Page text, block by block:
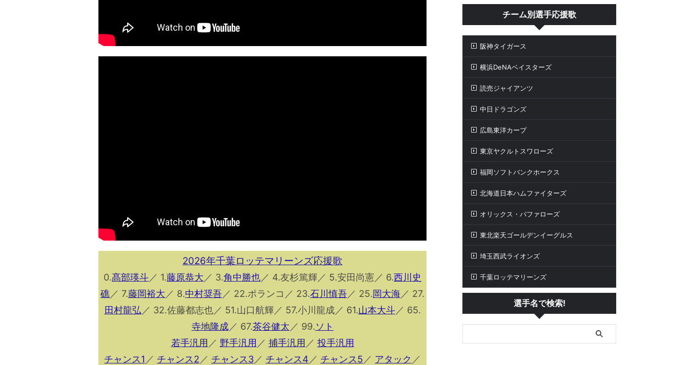
2026年千葉ロッテマリーンズ応援歌
0.髙部瑛斗／ 1.藤原恭大 ／ 3.角中勝也／ 4.友杉篤輝／ 5.安田尚憲／ 6.西川史
礁／ 7.藤岡裕大 ／ 8.中村奨吾／ 22.ポランコ／ 23.石川慎吾／ 25.岡大海／ 27.
田村龍弘 ／ 32.佐藤都志也／ 51.山口航輝／ 57.小川龍成／ 61.山本大斗／ 65.
寺地隆成／ 67.茶谷健太 ／ 99.ソト
若手汎用 ／ 野手汎用 ／ 捕手汎用 ／ 投手汎用
チャンス1 ／ チャンス2 ／ チャンス3／ チャンス4 ／ チャンス5 ／ アタック ／
チーム別選手応援歌
阪神タイガース
横浜DeNAベイスターズ
読売ジャイアンツ
中日ドラゴンズ
広島東洋カープ
東京ヤクルトスワローズ
福岡ソフトバンクホークス
北海道日本ハムファイターズ
オリックス・バファローズ
東北楽天ゴールデンイーグルス
埼玉西武ライオンズ
千葉ロッテマリーンズ
選手名で検索!